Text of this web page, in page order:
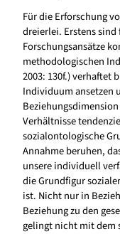
Für die Erforschung
dreierlei. Erstens
Forschungsansätze
methodologischen
2003: 130f.) verhaftet
Individuum ansetzen
Verhältnisse
sozialontologische
Annahme beruhen,
unsere individuell
die Grundfigur
ist. Nicht nur in
Beziehung zu den
gelingt nicht mit dem